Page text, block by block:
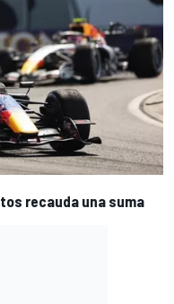
recauda una suma